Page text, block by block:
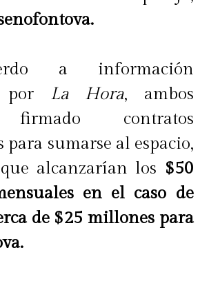
a información
por La Hora, ambos
contratos
sumarse al espacio,
alcanzarían los $50
en el caso de
de $25 millones para